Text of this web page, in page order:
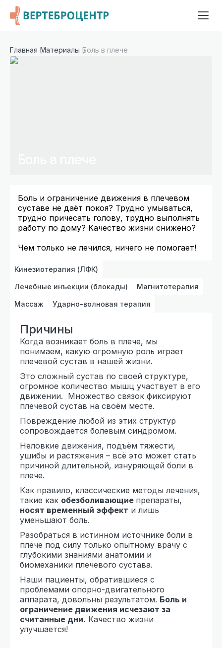
Главная Материалы Боль в плече
Боль и ограничение движения в плечевом
суставе не даёт покоя? Трудно умываться,
трудно причесать голову, трудно выполнять
работу по дому? Качество жизни снижено?
Чем только не лечился, ничего не помогает!
Кинезиотерапия (ЛФК)
Лечебные инъекции (блокады) Магнитотерапия
Массаж Ударно-волновая терапия
Причины
Когда возникает боль в плече, мы
понимаем, какую огромную роль играет
плечевой сустав в нашей жизни.
Это сложный сустав по своей структуре,
огромное количество мышц участвует в его
движении. Множество связок фиксируют
плечевой сустав на своём месте.
Повреждение любой из этих структур
сопровождается болевым синдромом.
Неловкие движения, подъём тяжести,
ушибы и растяжения – всё это может стать
причиной длительной, изнуряющей боли в
плече.
Как правило, классические методы лечения,
такие как обезболивающие препараты,
носят временный эффект и лишь
уменьшают боль.
Разобраться в истинном источнике боли в
плече под силу только опытному врачу с
глубокими знаниями анатомии и
биомеханики плечевого сустава.
Наши пациенты, обратившиеся с
проблемами опорно-двигательного
аппарата, довольны результатом. Боль и
ограничение движения исчезают за
считанные дни. Качество жизни
улучшается!